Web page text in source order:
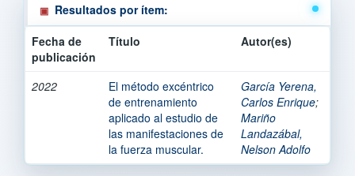
Resultados por ítem:
Fecha de
publicación
Título Autor(es)
2022
El método excéntrico
de entrenamiento
aplicado al estudio de
las manifestaciones de
la fuerza muscular.
García Yerena,
Carlos Enrique;
Mariño
Landazábal,
Nelson Adolfo